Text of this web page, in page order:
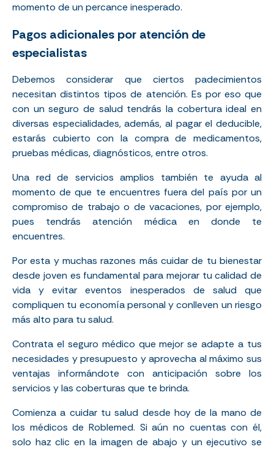
momento de un percance inesperado.
Pagos adicionales por atención de
especialistas
Debemos considerar que ciertos padecimientos
necesitan distintos tipos de atención. Es por eso que
con un seguro de salud tendrás la cobertura ideal en
diversas especialidades, además, al pagar el deducible,
estarás cubierto con la compra de medicamentos,
pruebas médicas, diagnósticos, entre otros.
Una red de servicios amplios también te ayuda al
momento de que te encuentres fuera del país por un
compromiso de trabajo o de vacaciones, por ejemplo,
pues tendrás atención médica en donde te
encuentres.
Por esta y muchas razones más cuidar de tu bienestar
desde joven es fundamental para mejorar tu calidad de
vida y evitar eventos inesperados de salud que
compliquen tu economía personal y conlleven un riesgo
más alto para tu salud.
Contrata el seguro médico que mejor se adapte a tus
necesidades y presupuesto y aprovecha al máximo sus
ventajas informándote con anticipación sobre los
servicios y las coberturas que te brinda.
Comienza a cuidar tu salud desde hoy de la mano de
los médicos de Roblemed. Si aún no cuentas con él,
solo haz clic en la imagen de abajo y un ejecutivo se